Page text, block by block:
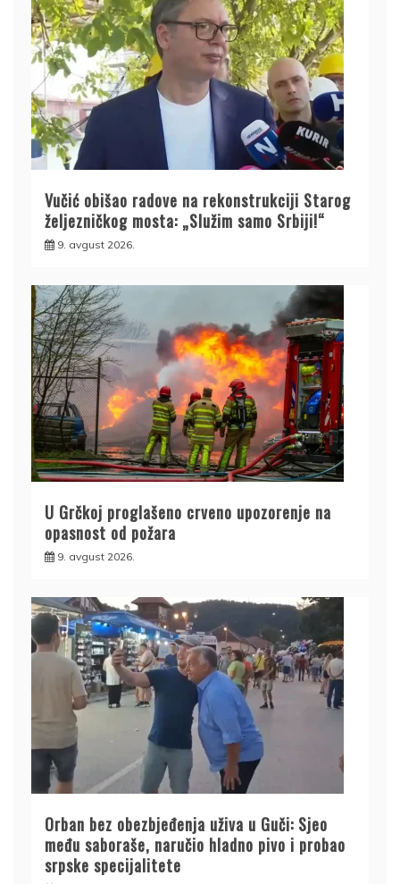
Vučić obišao radove na rekonstrukciji Starog
željezničkog mosta: „Služim samo Srbiji!“
9. avgust 2026.
U Grčkoj proglašeno crveno upozorenje na
opasnost od požara
9. avgust 2026.
Orban bez obezbjeđenja uživa u Guči: Sjeo
među saboraše, naručio hladno pivo i probao
srpske specijalitete